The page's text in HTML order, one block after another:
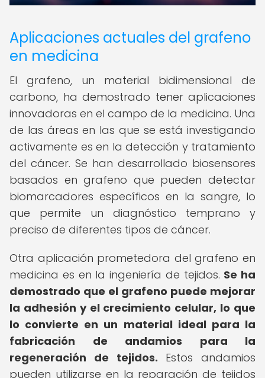
Aplicaciones actuales del grafeno
en medicina
El grafeno, un material bidimensional de
carbono, ha demostrado tener aplicaciones
innovadoras en el campo de la medicina. Una
de las áreas en las que se está investigando
activamente es en la detección y tratamiento
del cáncer. Se han desarrollado biosensores
basados en grafeno que pueden detectar
biomarcadores específicos en la sangre, lo
que permite un diagnóstico temprano y
preciso de diferentes tipos de cáncer.
Otra aplicación prometedora del grafeno en
medicina es en la ingeniería de tejidos. Se ha
demostrado que el grafeno puede mejorar
la adhesión y el crecimiento celular, lo que
lo convierte en un material ideal para la
fabricación de andamios para la
regeneración de tejidos. Estos andamios
pueden utilizarse en la reparación de tejidos